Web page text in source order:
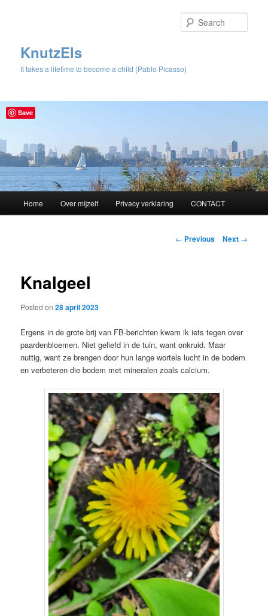
KnutzEls
It takes a lifetime to become a child (Pablo Picasso)
Skip
content
Home Over mijzelf Privacy verklaring CONTACT
Post
← Previous Next →
Knalgeel
Posted on28 april 2023
Ergens in de grote brij van FB-berichten kwam ik iets tegen over
paardenbloemen. Niet geliefd in de tuin, want onkruid. Maar
nuttig, want ze brengen door hun lange wortels lucht in de bodem
en verbeteren die bodem met mineralen zoals calcium.
Save